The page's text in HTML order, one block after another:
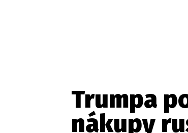
Trumpa
nákupy